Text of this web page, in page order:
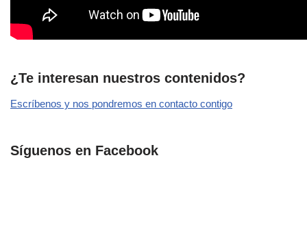
¿Te interesan nuestros contenidos?
Escríbenos y nos pondremos en contacto contigo
Síguenos en Facebook